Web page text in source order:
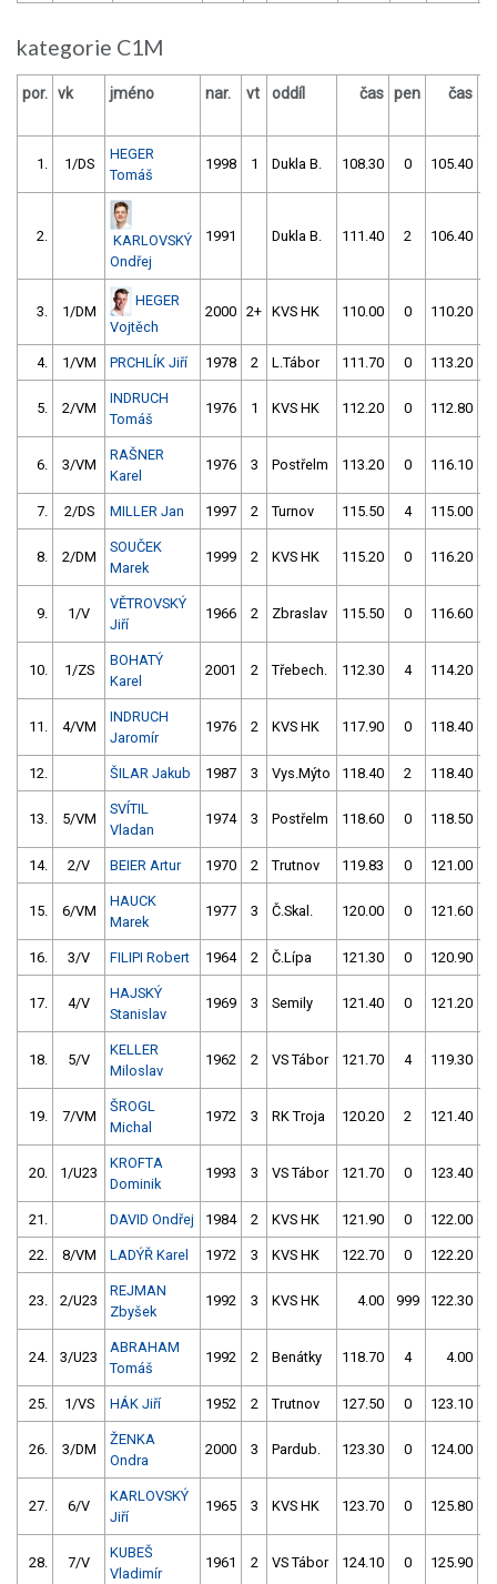
kategorie C1M
por. vk jméno nar. vt oddíl čas pen čas
1. 1/DS
HEGER
Tomáš
1998 1 Dukla B. 108.30 0 105.40
2.
KARLOVSKÝ
Ondřej
1991 Dukla B. 111.40 2 106.40
3. 1/DM
HEGER
Vojtěch
2000 2+ KVS HK 110.00 0 110.20
4. 1/VM PRCHLÍK Jiří 1978 2 L.Tábor 111.70 0 113.20
5. 2/VM
INDRUCH
Tomáš
1976 1 KVS HK 112.20 0 112.80
6. 3/VM
RAŠNER
Karel
1976 3 Postřelm 113.20 0 116.10
7. 2/DS MILLER Jan 1997 2 Turnov 115.50 4 115.00
8. 2/DM
SOUČEK
Marek
1999 2 KVS HK 115.20 0 116.20
9. 1/V
VĚTROVSKÝ
Jiří
1966 2 Zbraslav 115.50 0 116.60
10. 1/ZS
BOHATÝ
Karel
2001 2 Třebech. 112.30 4 114.20
11. 4/VM
INDRUCH
Jaromír
1976 2 KVS HK 117.90 0 118.40
12. ŠILAR Jakub 1987 3 Vys.Mýto 118.40 2 118.40
13. 5/VM
SVÍTIL
Vladan
1974 3 Postřelm 118.60 0 118.50
14. 2/V BEIER Artur 1970 2 Trutnov 119.83 0 121.00
15. 6/VM
HAUCK
Marek
1977 3 Č.Skal. 120.00 0 121.60
16. 3/V FILIPI Robert 1964 2 Č.Lípa 121.30 0 120.90
17. 4/V
HAJSKÝ
Stanislav
1969 3 Semily 121.40 0 121.20
18. 5/V
KELLER
Miloslav
1962 2 VS Tábor 121.70 4 119.30
19. 7/VM
ŠROGL
Michal
1972 3 RK Troja 120.20 2 121.40
20. 1/U23
KROFTA
Dominik
1993 3 VS Tábor 121.70 0 123.40
21. DAVID Ondřej 1984 2 KVS HK 121.90 0 122.00
22. 8/VM LADÝŘ Karel 1972 3 KVS HK 122.70 0 122.20
23. 2/U23
REJMAN
Zbyšek
1992 3 KVS HK 4.00 999 122.30
24. 3/U23
ABRAHAM
Tomáš
1992 2 Benátky 118.70 4 4.00
25. 1/VS HÁK Jiří 1952 2 Trutnov 127.50 0 123.10
26. 3/DM
ŽENKA
Ondra
2000 3 Pardub. 123.30 0 124.00
27. 6/V
KARLOVSKÝ
Jiří
1965 3 KVS HK 123.70 0 125.80
28. 7/V
KUBEŠ
Vladimír
1961 2 VS Tábor 124.10 0 125.90